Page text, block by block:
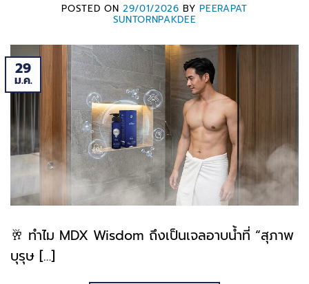
POSTED ON 29/01/2026 BYPEERAPAT
SUNTORNPAKDEE
29
ม.ค.
🥂 ทำไม MDX Wisdom ถึงเป็นเจลอาบน้ำที่ “สุภาพ
บุรุษ […]